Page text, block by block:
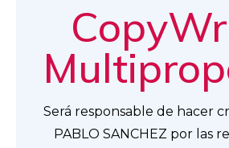
Será responsable de hacer
PABLO SANCHEZ por las